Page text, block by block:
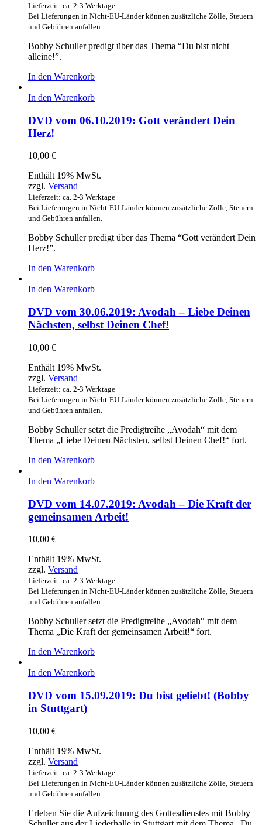
Lieferzeit: ca. 2-3 Werktage
Bei Lieferungen in Nicht-EU-Länder können zusätzliche Zölle, Steuern
und Gebühren anfallen.
Bobby Schuller predigt über das Thema “Du bist nicht
alleine!”.
In den Warenkorb
In den Warenkorb
DVD vom 06.10.2019: Gott verändert Dein
Herz!
10,00 €
Enthält 19% MwSt.
zzgl. Versand
Lieferzeit: ca. 2-3 Werktage
Bei Lieferungen in Nicht-EU-Länder können zusätzliche Zölle, Steuern
und Gebühren anfallen.
Bobby Schuller predigt über das Thema “Gott verändert Dein
Herz!”.
In den Warenkorb
In den Warenkorb
DVD vom 30.06.2019: Avodah – Liebe Deinen
Nächsten, selbst Deinen Chef!
10,00 €
Enthält 19% MwSt.
zzgl. Versand
Lieferzeit: ca. 2-3 Werktage
Bei Lieferungen in Nicht-EU-Länder können zusätzliche Zölle, Steuern
und Gebühren anfallen.
Bobby Schuller setzt die Predigtreihe „Avodah“ mit dem
Thema „Liebe Deinen Nächsten, selbst Deinen Chef!“ fort.
In den Warenkorb
In den Warenkorb
DVD vom 14.07.2019: Avodah – Die Kraft der
gemeinsamen Arbeit!
10,00 €
Enthält 19% MwSt.
zzgl. Versand
Lieferzeit: ca. 2-3 Werktage
Bei Lieferungen in Nicht-EU-Länder können zusätzliche Zölle, Steuern
und Gebühren anfallen.
Bobby Schuller setzt die Predigtreihe „Avodah“ mit dem
Thema „Die Kraft der gemeinsamen Arbeit!“ fort.
In den Warenkorb
In den Warenkorb
DVD vom 15.09.2019: Du bist geliebt! (Bobby
in Stuttgart)
10,00 €
Enthält 19% MwSt.
zzgl. Versand
Lieferzeit: ca. 2-3 Werktage
Bei Lieferungen in Nicht-EU-Länder können zusätzliche Zölle, Steuern
und Gebühren anfallen.
Erleben Sie die Aufzeichnung des Gottesdienstes mit Bobby